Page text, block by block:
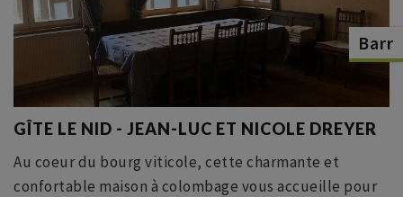
Barr
GÎTE LE NID - JEAN-LUC ET NICOLE DREYER
Au coeur du bourg viticole, cette charmante et
confortable maison à colombage vous accueille pour